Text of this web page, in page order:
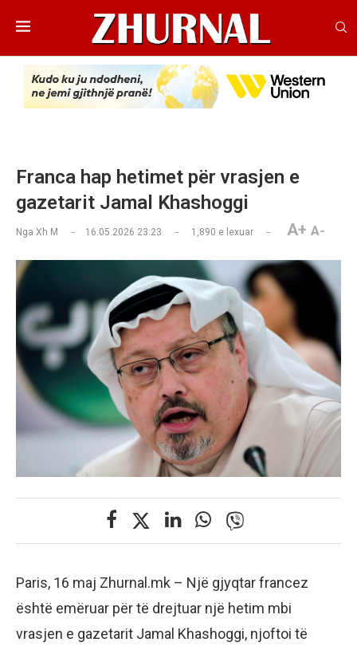
Franca hap hetimet për vrasjen e
gazetarit Jamal Khashoggi
Nga Xh M 16.05.2026 23:23 1,890 e lexuar A+ A-
Paris, 16 maj Zhurnal.mk – Një gjyqtar francez
është emëruar për të drejtuar një hetim mbi
vrasjen e gazetarit Jamal Khashoggi, njoftoi të